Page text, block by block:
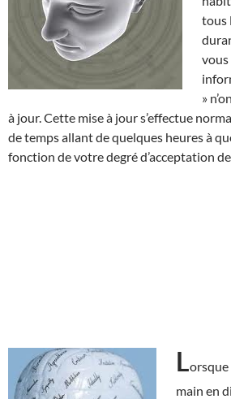
tous
vous
»
à jour. Cette mise à jour s’effectue
de temps allant de quelques heures à
fonction de votre degré d’acceptation
Lorsque
main en